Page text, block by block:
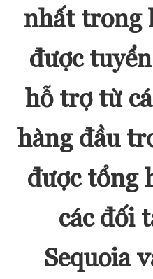
nhất trong
được
hỗ trợ từ
hàng đầu
được tổng
các đối
Sequoia